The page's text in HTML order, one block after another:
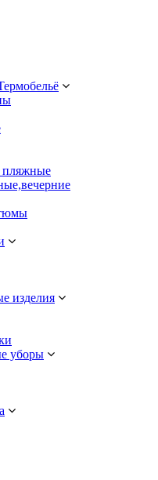
изделия
уборы